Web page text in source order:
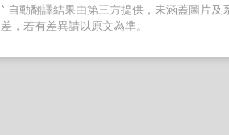
* 自動翻譯結果由第三方提供，未涵蓋圖片及
差，若有差異請以原文為準。